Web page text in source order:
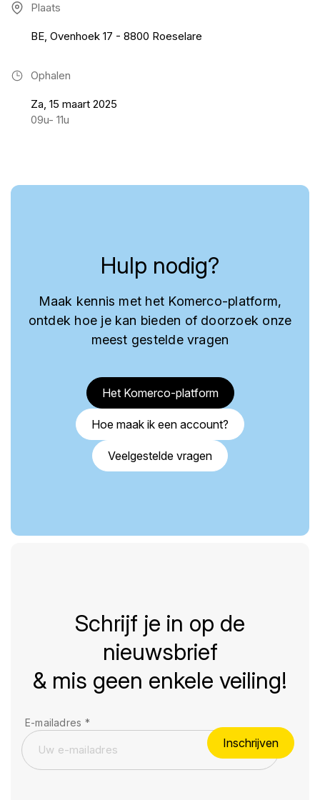
Plaats
BE, Ovenhoek 17 - 8800 Roeselare
Ophalen
Za, 15 maart 2025
09u- 11u
Hulp nodig?
Maak kennis met het Komerco-platform,
ontdek hoe je kan bieden of doorzoek onze
meest gestelde vragen
Het Komerco-platform
Hoe maak ik een account?
Veelgestelde vragen
Schrijf je in op de
nieuwsbrief
& mis geen enkele veiling!
E-mailadres *
Inschrijven